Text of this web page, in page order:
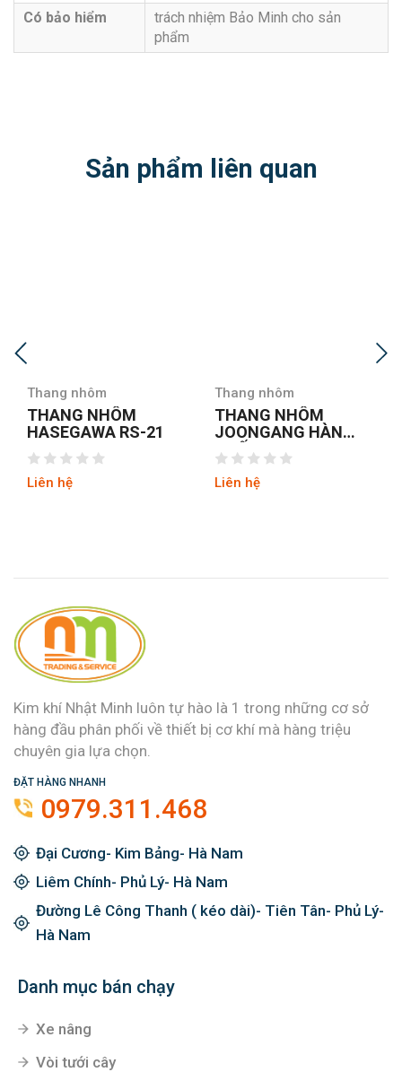
Có bảo hiểm
trách nhiệm Bảo Minh cho sản
phẩm
Sản phẩm liên quan
Thang nhôm
THANG NHÔM
JOONGANG HÀN
QUỐC JALS-53
Liên hệ
Thang nhôm
THANG NHÔM CHỮ
A NIKAWA NKD-04
NEW
Liên hệ
Kim khí Nhật Minh luôn tự hào là 1 trong những cơ sở
hàng đầu phân phối về thiết bị cơ khí mà hàng triệu
chuyên gia lựa chọn.
ĐẶT HÀNG NHANH
0979.311.468
Đại Cương- Kim Bảng- Hà Nam
Liêm Chính- Phủ Lý- Hà Nam
Đường Lê Công Thanh ( kéo dài)- Tiên Tân- Phủ Lý-
Hà Nam
Danh mục bán chạy
Xe nâng
Vòi tưới cây